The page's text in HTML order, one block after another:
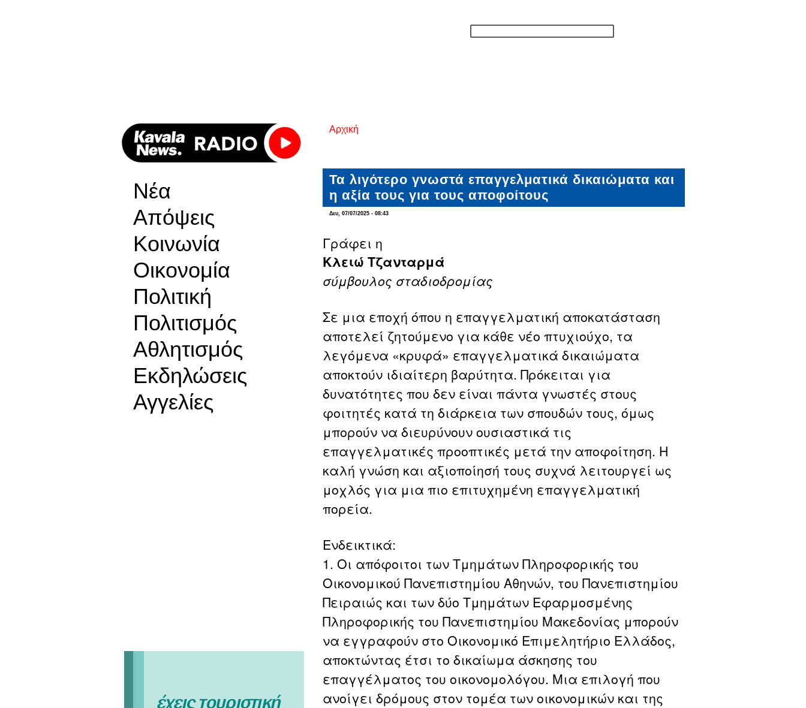
Νέα
Απόψεις
Κοινωνία
Οικονομία
Πολιτική
Πολιτισμός
Αθλητισμός
Εκδηλώσεις
Αγγελίες
Είστε εδώ
Αρχική
Τα λιγότερο γνωστά επαγγελματικά δικαιώματα και
η αξία τους για τους αποφοίτους
Δευ, 07/07/2025 - 08:43
Γράφει η
Κλειώ Τζανταρμά
σύμβουλος σταδιοδρομίας
Σε μια εποχή όπου η επαγγελματική αποκατάσταση
αποτελεί ζητούμενο για κάθε νέο πτυχιούχο, τα
λεγόμενα «κρυφά» επαγγελματικά δικαιώματα
αποκτούν ιδιαίτερη βαρύτητα. Πρόκειται για
δυνατότητες που δεν είναι πάντα γνωστές στους
φοιτητές κατά τη διάρκεια των σπουδών τους, όμως
μπορούν να διευρύνουν ουσιαστικά τις
επαγγελματικές προοπτικές μετά την αποφοίτηση. Η
καλή γνώση και αξιοποίησή τους συχνά λειτουργεί ως
μοχλός για μια πιο επιτυχημένη επαγγελματική
πορεία.
Ενδεικτικά:
1. Οι απόφοιτοι των Τμημάτων Πληροφορικής του
Οικονομικού Πανεπιστημίου Αθηνών, του Πανεπιστημίου
Πειραιώς και των δύο Τμημάτων Εφαρμοσμένης
Πληροφορικής του Πανεπιστημίου Μακεδονίας μπορούν
να εγγραφούν στο Οικονομικό Επιμελητήριο Ελλάδος,
αποκτώντας έτσι το δικαίωμα άσκησης του
επαγγέλματος του οικονομολόγου. Μια επιλογή που
ανοίγει δρόμους στον τομέα των οικονομικών και της